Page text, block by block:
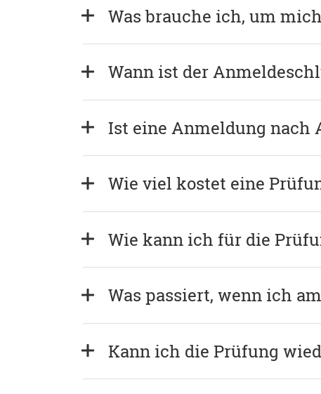
Was brauche ich, um
Wann ist der
Ist eine Anmeldung nach
Wie viel kostet eine
Wie kann ich für die
Was passiert, wenn ich
Kann ich die Prüfung